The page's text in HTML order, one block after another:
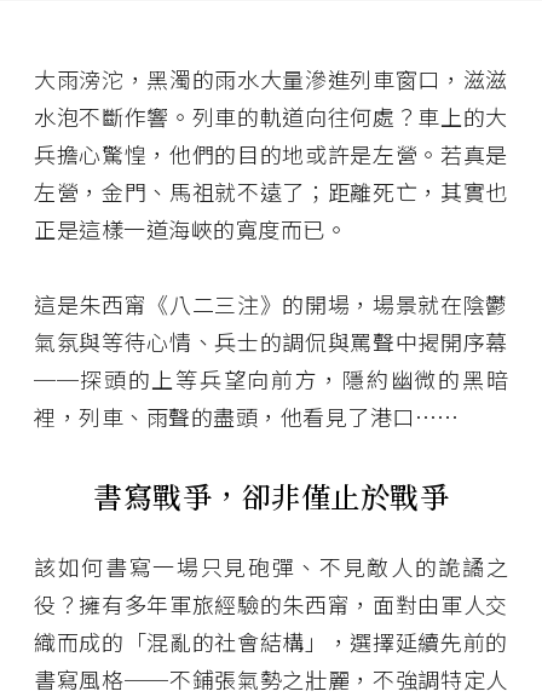
大雨滂沱，黑濁的雨水大量滲進列車窗口，滋滋
水泡不斷作響。列車的軌道向往何處？車上的大
兵擔心驚惶，他們的目的地或許是左營。若真是
左營，金門、馬祖就不遠了；距離死亡，其實也
正是這樣一道海峽的寬度而已。
這是朱西甯《八二三注》的開場，場景就在陰鬱
氣氛與等待心情、兵士的調侃與罵聲中揭開序幕
──探頭的上等兵望向前方，隱約幽微的黑暗
裡，列車、雨聲的盡頭，他看見了港口⋯⋯
書寫戰爭，卻非僅止於戰爭
該如何書寫一場只見砲彈、不見敵人的詭譎之
役？擁有多年軍旅經驗的朱西甯，面對由軍人交
織而成的「混亂的社會結構」，選擇延續先前的
書寫風格──不鋪張氣勢之壯麗，不強調特定人